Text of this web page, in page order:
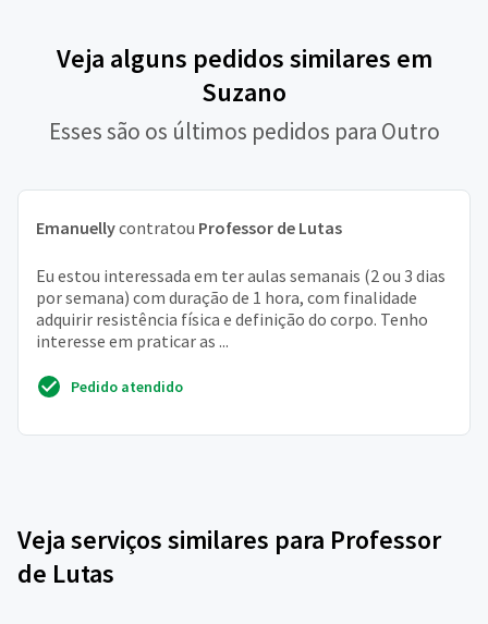
Veja alguns pedidos similares em
Suzano
Esses são os últimos pedidos para Outro
Emanuellycontratou Professor de Lutas
Eu estou interessada em ter aulas semanais (2 ou 3 dias
por semana) com duração de 1 hora, com finalidade
adquirir resistência física e definição do corpo. Tenho
interesse em praticar as ...
Pedido atendido
Veja serviços similares para Professor
de Lutas